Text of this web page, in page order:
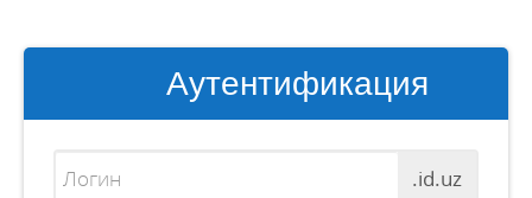
Аутентификация
.id.uz